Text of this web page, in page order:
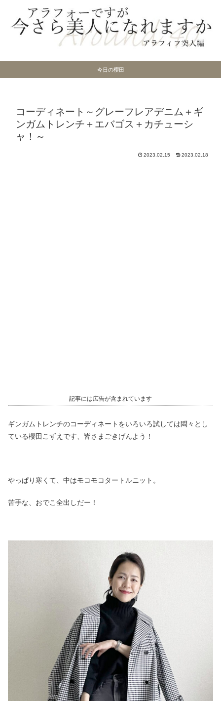
今日の櫻田
コーディネート～グレーフレアデニム＋ギ
ンガムトレンチ＋エバゴス＋カチューシ
ャ！～
2023.02.15 2023.02.18
記事には広告が含まれています
ギンガムトレンチのコーディネートをいろいろ試しては悶々とし
ている櫻田こずえです、皆さまごきげんよう！
やっぱり寒くて、中はモコモコタートルニット。
苦手な、おでこ全出しだー！